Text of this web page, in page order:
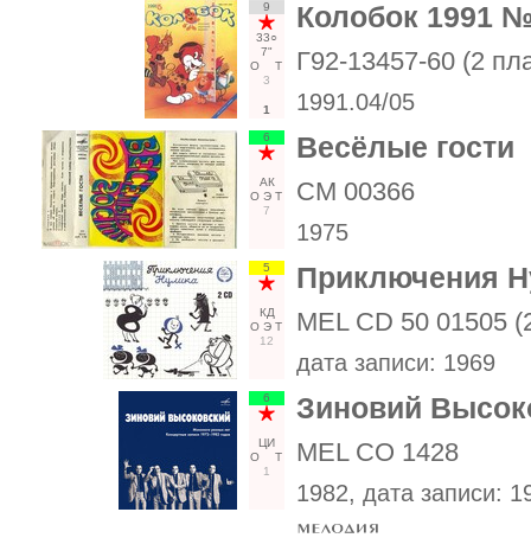
9
33○
7"
О
Т
3
1
Колобок 1991
Г92-13457-60 (2
1991.04/05
6
АК
О Э Т
7
Весёлые гости
СМ 00366
1975
5
КД
О Э Т
12
Приключения
MEL CD 50 01505
дата записи: 1969
6
ЦИ
О
Т
1
Зиновий
MEL CO 1428
1982, дата записи: